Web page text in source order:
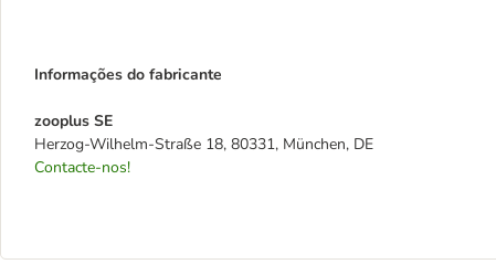
Informações do fabricante
zooplus SE
Herzog-Wilhelm-Straße 18, 80331, München, DE
Contacte-nos!